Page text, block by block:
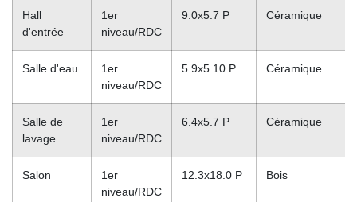
Hall
d'entrée
1er
niveau/RDC
9.0x5.7 P Céramique
Salle d'eau
1er
niveau/RDC
5.9x5.10 P Céramique
Salle de
lavage
1er
niveau/RDC
6.4x5.7 P Céramique
Salon
1er
niveau/RDC
12.3x18.0 P Bois